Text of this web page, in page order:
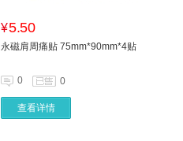
¥5.50
永磁肩周痛贴 75mm*90mm*4贴
0 0
查看详情